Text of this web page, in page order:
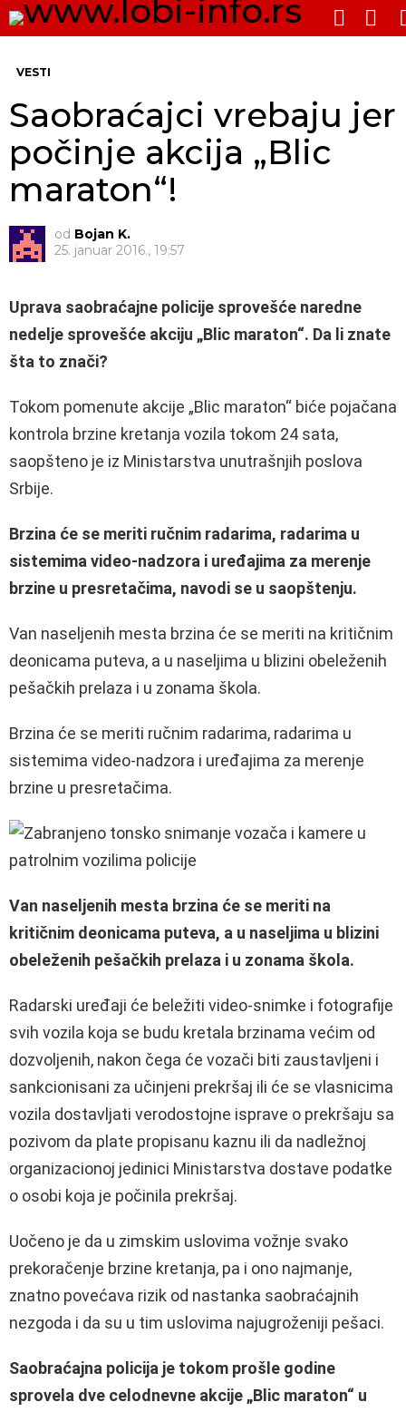
SWITCH
SKIN
VESTI
Saobraćajci vrebaju jer
počinje akcija „Blic
maraton“!
od Bojan K.
25. januar 2016., 19:57
Uprava saobraćajne policije sprovešće naredne
nedelje sprovešće akciju „Blic maraton“. Da li znate
šta to znači?
Tokom pomenute akcije „Blic maraton“ biće pojačana
kontrola brzine kretanja vozila tokom 24 sata,
saopšteno je iz Ministarstva unutrašnjih poslova
Srbije.
Brzina će se meriti ručnim radarima, radarima u
sistemima video-nadzora i uređajima za merenje
brzine u presretačima, navodi se u saopštenju.
Van naseljenih mesta brzina će se meriti na kritičnim
deonicama puteva, a u naseljima u blizini obeleženih
pešačkih prelaza i u zonama škola.
Brzina će se meriti ručnim radarima, radarima u
sistemima video-nadzora i uređajima za merenje
brzine u presretačima.
Van naseljenih mesta brzina će se meriti na
kritičnim deonicama puteva, a u naseljima u blizini
obeleženih pešačkih prelaza i u zonama škola.
Radarski uređaji će beležiti video-snimke i fotografije
svih vozila koja se budu kretala brzinama većim od
dozvoljenih, nakon čega će vozači biti zaustavljeni i
sankcionisani za učinjeni prekršaj ili će se vlasnicima
vozila dostavljati verodostojne isprave o prekršaju sa
pozivom da plate propisanu kaznu ili da nadležnoj
organizacionoj jedinici Ministarstva dostave podatke
o osobi koja je počinila prekršaj.
Uočeno je da u zimskim uslovima vožnje svako
prekoračenje brzine kretanja, pa i ono najmanje,
znatno povećava rizik od nastanka saobraćajnih
nezgoda i da su u tim uslovima najugroženiji pešaci.
Saobraćajna policija je tokom prošle godine
sprovela dve celodnevne akcije „Blic maraton“ u